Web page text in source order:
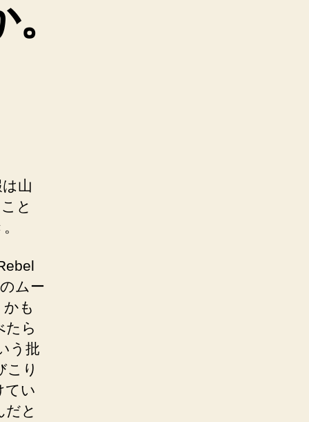
山
と
ムー
も
たら
う批
こり
てい
だと